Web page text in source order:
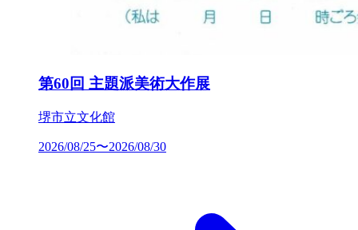
第60回 主題派美術大作展
堺市立文化館
2026/08/25〜2026/08/30